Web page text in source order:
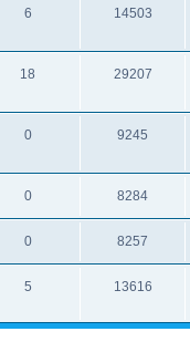
6 14503
18 29207
0 9245
0 8284
0 8257
5 13616